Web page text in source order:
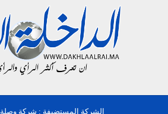
الشركة المستضيفة : شركة وصلة wassla.net